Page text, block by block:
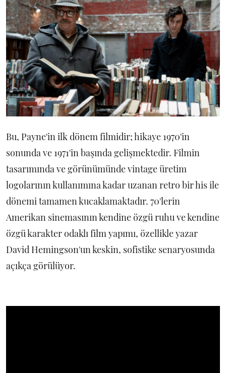
Bu, Payne'in ilk dönem filmidir; hikaye 1970'in
sonunda ve 1971'in başında gelişmektedir. Filmin
tasarımında ve görünümünde vintage üretim
logolarının kullanımına kadar uzanan retro bir his ile
dönemi tamamen kucaklamaktadır. 70'lerin
Amerikan sinemasının kendine özgü ruhu ve kendine
özgü karakter odaklı film yapımı, özellikle yazar
David Hemingson'un keskin, sofistike senaryosunda
açıkça görülüyor.